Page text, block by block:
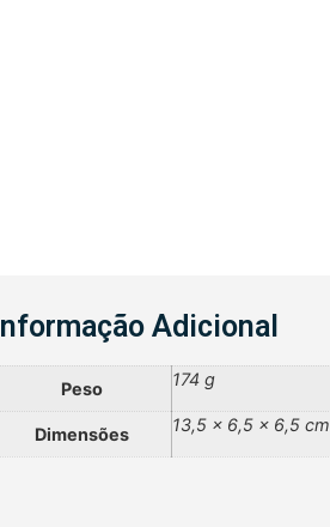
Informação Adicional
Peso 174 g
Dimensões 13,5 × 6,5 × 6,5 cm